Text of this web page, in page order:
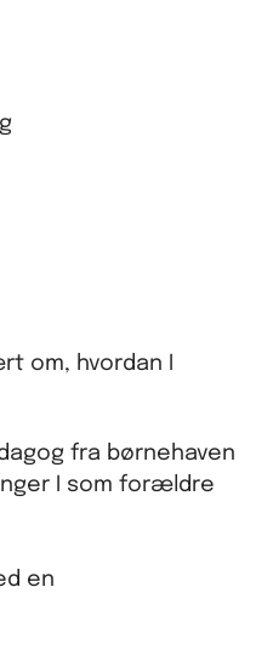
om, hvordan I
fra børnehaven
I som forældre
en